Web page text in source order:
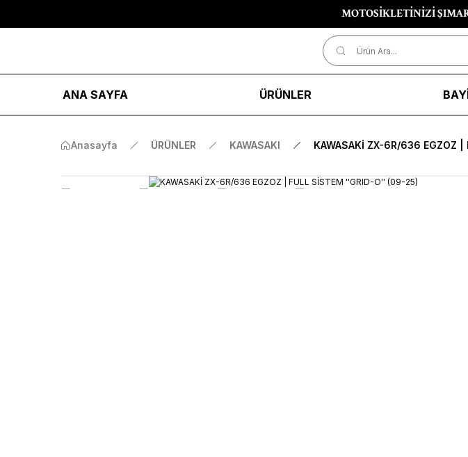
MOTOSİKLETİNİZİ
ANA SAYFA ÜRÜNLER
Anasayfa ÜRÜNLER KAWASAKI KAWASAKİ ZX-6R/636 EGZOZ